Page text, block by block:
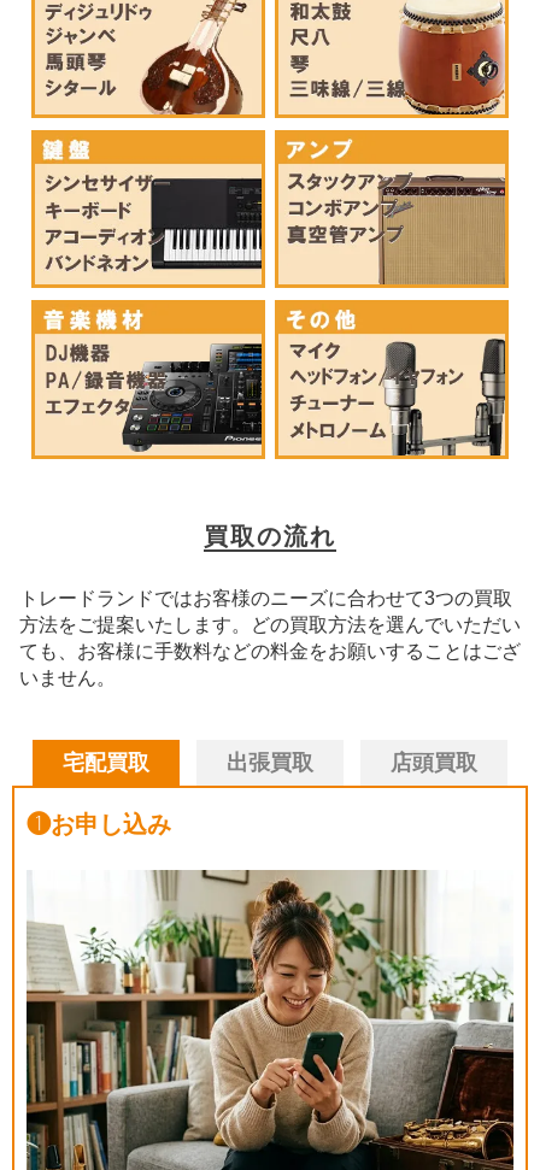
買取の流れ
トレードランドではお客様のニーズに合わせて3つの買取
方法をご提案いたします。
どの買取方法を選んでいただい
ても、お客様に手数料などの料金をお願いすることはござ
いません。
宅配買取 出張買取 店頭買取
❶お申し込み